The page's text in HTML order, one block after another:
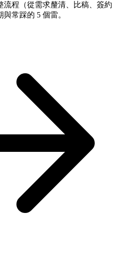
流程（從需求釐清、比稿、簽約
常踩的 5 個雷。